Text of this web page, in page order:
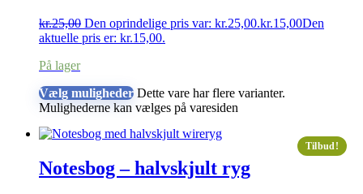
kr.25,00 Den oprindelige pris var: kr.25,00.kr.15,00Den
aktuelle pris er: kr.15,00.
På lager
Vælg muligheder Dette vare har flere varianter.
Mulighederne kan vælges på varesiden
Tilbud!
Notesbog – halvskjult ryg